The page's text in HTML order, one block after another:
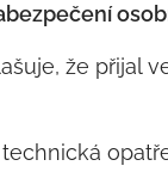
že přijal
technická